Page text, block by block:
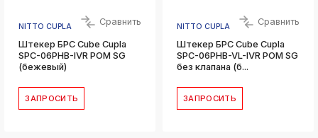
NITTO CUPLA Сравнить
Штекер БРС Cube Cupla
SPC-06PHB-IVR POM SG
(бежевый)
ЗАПРОСИТЬ
NITTO CUPLA Сравнить
Штекер БРС Cube Cupla
SPC-06PHB-VL-IVR POM SG
без клапана (б...
ЗАПРОСИТЬ